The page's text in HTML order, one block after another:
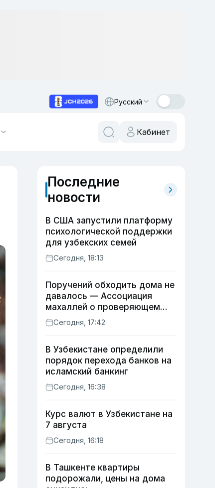
Русский
Кабинет
Последние
новости
В США запустили платформу
психологической поддержки
для узбекских семей
Сегодня, 18:13
Поручений обходить дома не
давалось — Ассоциация
махаллей о проверяющем
хокиме
Сегодня, 17:42
В Узбекистане определили
порядок перехода банков на
исламский банкинг
Сегодня, 16:38
Курс валют в Узбекистане на
7 августа
Сегодня, 16:18
В Ташкенте квартиры
подорожали, цены на дома